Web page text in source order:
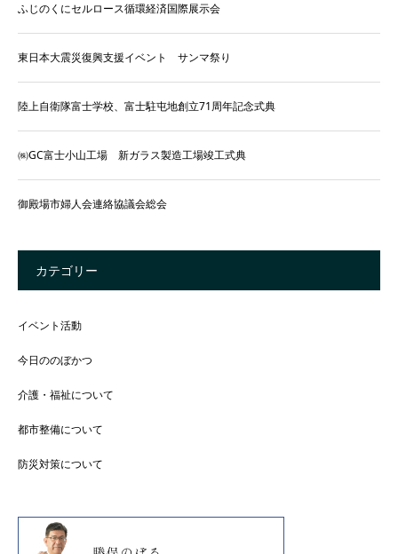
ふじのくにセルロース循環経済国際展示会
東日本大震災復興支援イベント サンマ祭り
陸上自衛隊富士学校、富士駐屯地創立71周年記念式典
㈱GC富士小山工場 新ガラス製造工場竣工式典
御殿場市婦人会連絡協議会総会
カテゴリー
イベント活動
今日ののぼかつ
介護・福祉について
都市整備について
防災対策について